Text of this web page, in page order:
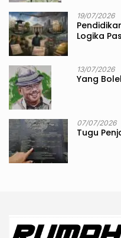
19/07/2026
Logika
13/07/2026
Yang
07/07/2026
Tugu